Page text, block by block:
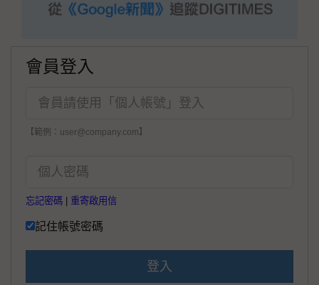
會員登入
【範例：user@company.com】
忘記密碼 重寄啟用信
記住帳號密碼
登入